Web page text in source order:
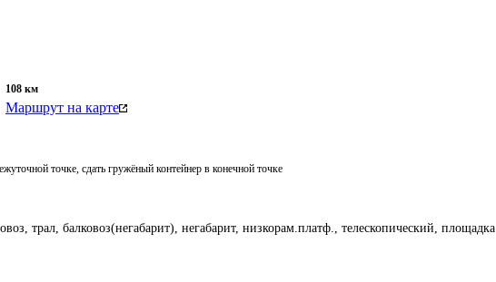
108 км
Маршрут на карте
точке, сдать гружёный контейнер в конечной точке
трал, балковоз(негабарит), негабарит, низкорам.платф., телескопический, площадка